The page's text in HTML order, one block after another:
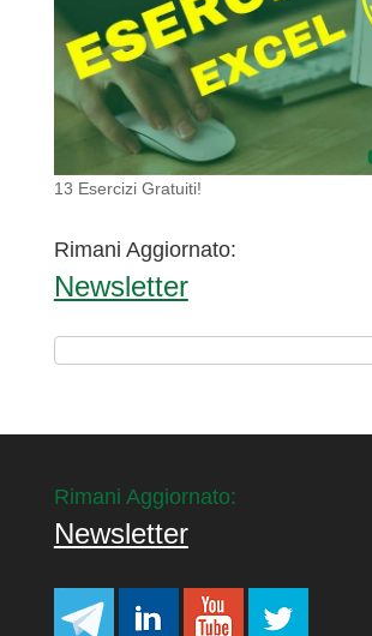
13 Esercizi Gratuiti!
Rimani Aggiornato:
Newsletter
Rimani Aggiornato:
Newsletter